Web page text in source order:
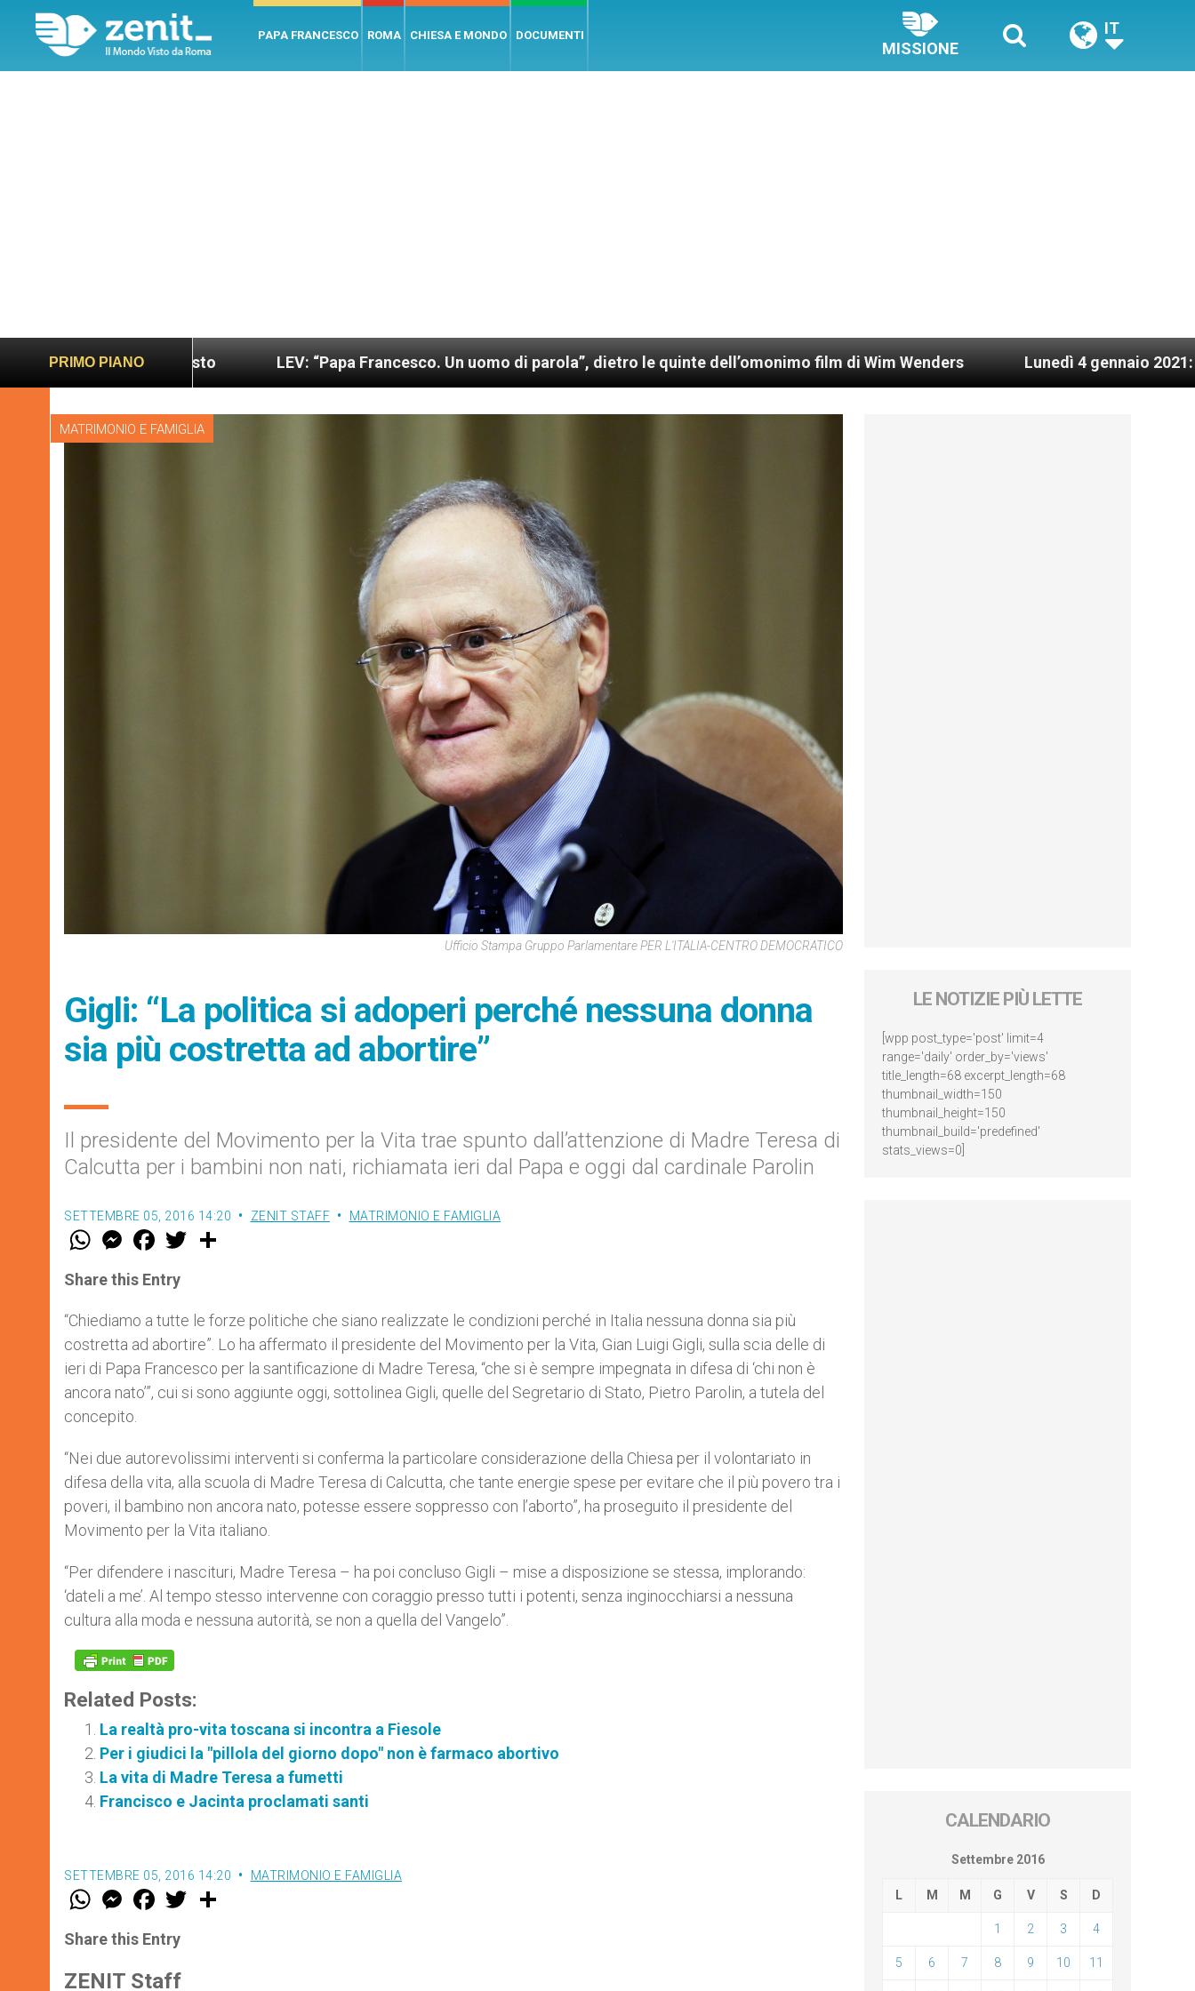
PAPA FRANCESCO ROMA CHIESA E MONDO DOCUMENTI
MISSIONE
IT
PRIMO PIANO
e giusto LEV: “Papa Francesco. Un uomo di parola”, dietro le quinte dell’omonimo film di Wim Wenders Lunedì 4 gennaio 2021: Possesso
MATRIMONIO E FAMIGLIA
Ufficio Stampa Gruppo Parlamentare PER L'ITALIA-CENTRO DEMOCRATICO
Gigli: “La politica si adoperi perché nessuna donna
sia più costretta ad abortire”
Il presidente del Movimento per la Vita trae spunto dall’attenzione di Madre Teresa di
Calcutta per i bambini non nati, richiamata ieri dal Papa e oggi dal cardinale Parolin
SETTEMBRE 05, 2016 14:20 ZENIT STAFF MATRIMONIO E FAMIGLIA
W
t
s
p
p
M
e
s
e
g
e
r
F
a
e
b
o
k
w
r
Share this Entry
“Chiediamo a tutte le forze politiche che siano realizzate le condizioni perché in Italia nessuna donna sia più
costretta ad abortire”. Lo ha affermato il presidente del Movimento per la Vita, Gian Luigi Gigli, sulla scia delle di
ieri di Papa Francesco per la santificazione di Madre Teresa, “che si è sempre impegnata in difesa di ‘chi non è
ancora nato’”, cui si sono aggiunte oggi, sottolinea Gigli, quelle del Segretario di Stato, Pietro Parolin, a tutela del
concepito.
“Nei due autorevolissimi interventi si conferma la particolare considerazione della Chiesa per il volontariato in
difesa della vita, alla scuola di Madre Teresa di Calcutta, che tante energie spese per evitare che il più povero tra i
poveri, il bambino non ancora nato, potesse essere soppresso con l’aborto”, ha proseguito il presidente del
Movimento per la Vita italiano.
“Per difendere i nascituri, Madre Teresa – ha poi concluso Gigli – mise a disposizione se stessa, implorando:
‘dateli a me’. Al tempo stesso intervenne con coraggio presso tutti i potenti, senza inginocchiarsi a nessuna
cultura alla moda e nessuna autorità, se non a quella del Vangelo”.
Related Posts:
La realtà pro-vita toscana si incontra a Fiesole
Per i giudici la "pillola del giorno dopo" non è farmaco abortivo
La vita di Madre Teresa a fumetti
Francisco e Jacinta proclamati santi
SETTEMBRE 05, 2016 14:20 MATRIMONIO E FAMIGLIA
W
t
s
p
M
e
s
e
g
F
a
e
b
o
w
Share this Entry
ZENIT Staff
LE NOTIZIE PIÙ LETTE
[wpp post_type='post' limit=4
range='daily' order_by='views'
title_length=68 excerpt_length=68
thumbnail_width=150
thumbnail_height=150
thumbnail_build='predefined'
stats_views=0]
CALENDARIO
Settembre 2016
L M M G V S D
1 2 3 4
5 6 7 8 9 10 11